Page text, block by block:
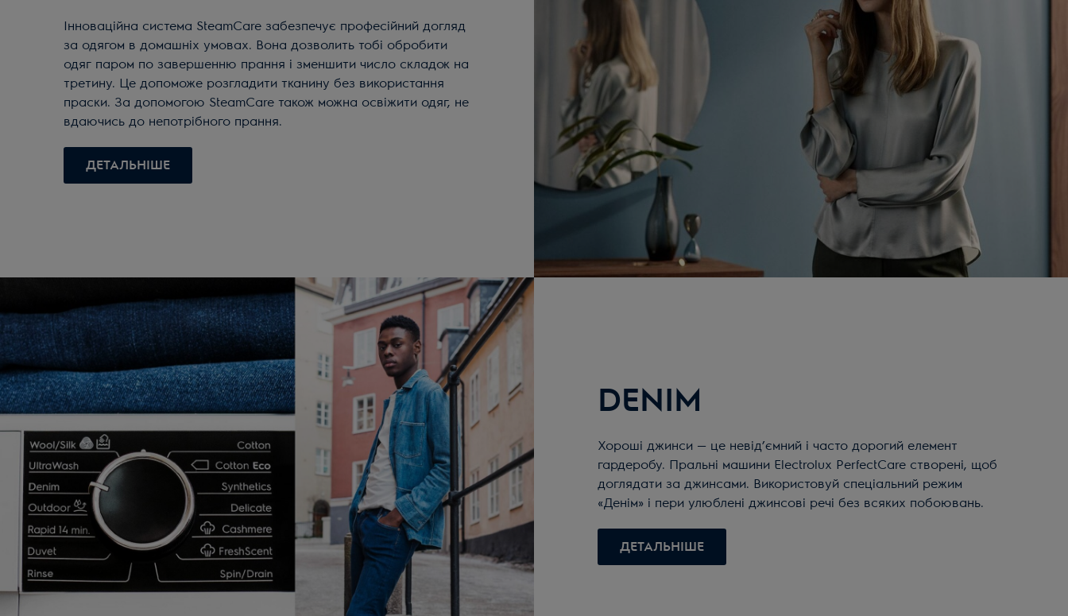
Інноваційна система SteamCare забезпечує професійний догляд
за одягом в домашніх умовах. Вона дозволить тобі обробити
одяг паром по завершенню прання і зменшити число складок на
третину. Це допоможе розгладити тканину без використання
праски. За допомогою SteamCare також можна освіжити одяг, не
вдаючись до непотрібного прання.
ДЕТАЛЬНІШЕ
DENIM
Хороші джинси — це невід’ємний і часто дорогий елемент
гардеробу. Пральні машини Electrolux PerfectCare створені, щоб
доглядати за джинсами. Використовуй спеціальний режим
«Денім» і пери улюблені джинсові речі без всяких побоювань.
ДЕТАЛЬНІШЕ